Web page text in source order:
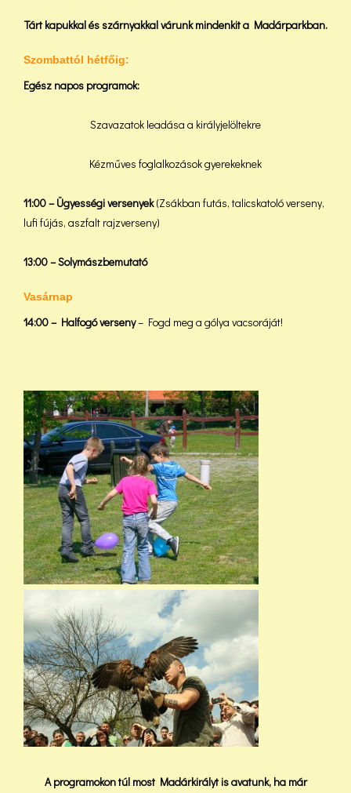
Tárt kapukkal és szárnyakkal várunk mindenkit a Madárparkban.
Szombattól hétfőig:
Egész napos programok:
Szavazatok leadása a királyjelöltekre
Kézműves foglalkozások gyerekeknek
11:00 – Ügyességi versenyek(Zsákban futás, talicskatoló verseny,
lufi fújás, aszfalt rajzverseny)
13:00 – Solymászbemutató
Vasárnap
14:00 – Halfogó verseny– Fogd meg a gólya vacsoráját!
A programokon túl most Madárkirályt is avatunk, ha már